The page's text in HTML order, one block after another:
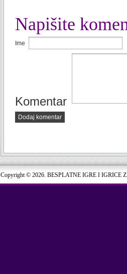
Napišite
Ime
Komentar
Dodaj komentar
Copyright © 2026. BESPLATNE IGRE I IGRICE